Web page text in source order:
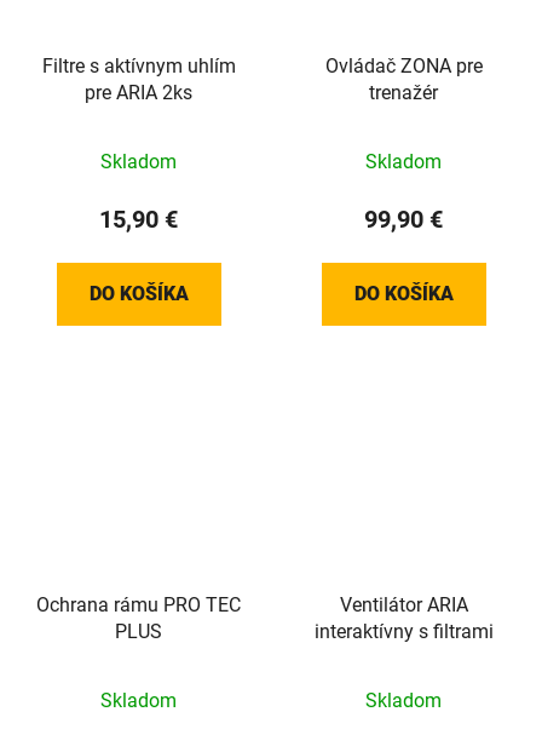
Filtre s aktívnym uhlím
pre ARIA 2ks
Skladom
15,90 €
DO KOŠÍKA
Ovládač ZONA pre
trenažér
Skladom
99,90 €
DO KOŠÍKA
Ochrana rámu PRO TEC
PLUS
Skladom
Ventilátor ARIA
interaktívny s filtrami
Skladom